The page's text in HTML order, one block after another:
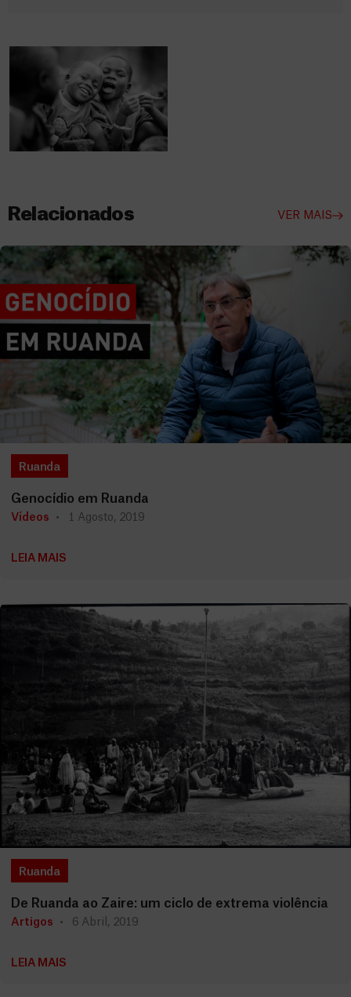
Relacionados VER MAIS
Ruanda
Genocídio em Ruanda
Vídeos 1 Agosto, 2019
LEIA MAIS
Ruanda
De Ruanda ao Zaire: um ciclo de extrema violência
Artigos 6 Abril, 2019
LEIA MAIS